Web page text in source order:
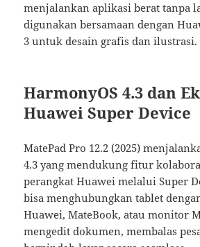
menjalankan aplikasi berat tanpa
digunakan bersamaan dengan
3 untuk desain grafis dan ilustrasi.
HarmonyOS 4.3 dan
Huawei Super Device
MatePad Pro 12.2 (2025)
4.3 yang mendukung fitur
perangkat Huawei melalui Super
bisa menghubungkan tablet
Huawei, MateBook, atau monitor
mengedit dokumen, membalas